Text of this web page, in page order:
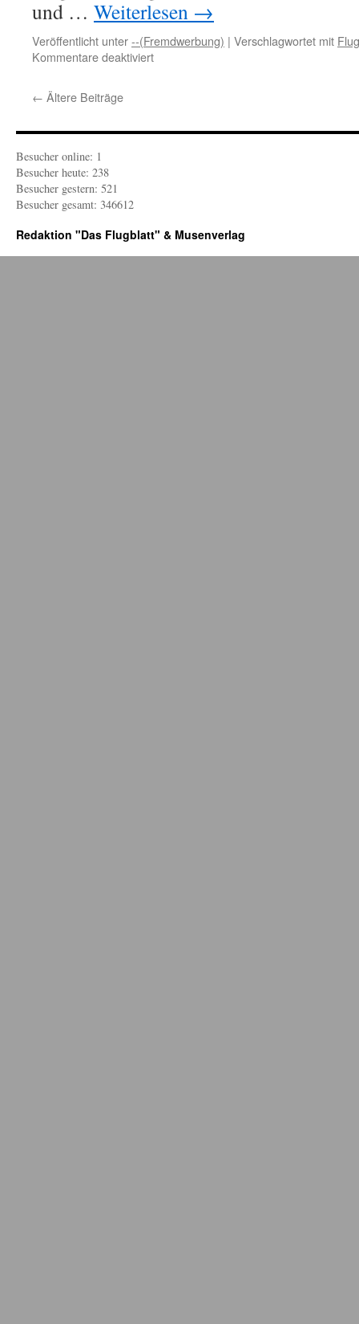
und … Weiterlesen →
Veröffentlicht unter--(Fremdwerbung) | Verschlagwortet mit
Kommentare deaktiviertfür
← Ältere Beiträge
Besucher online: 1
Besucher heute: 238
Besucher gestern: 521
Besucher gesamt: 346612
Redaktion "Das Flugblatt" & Musenverlag